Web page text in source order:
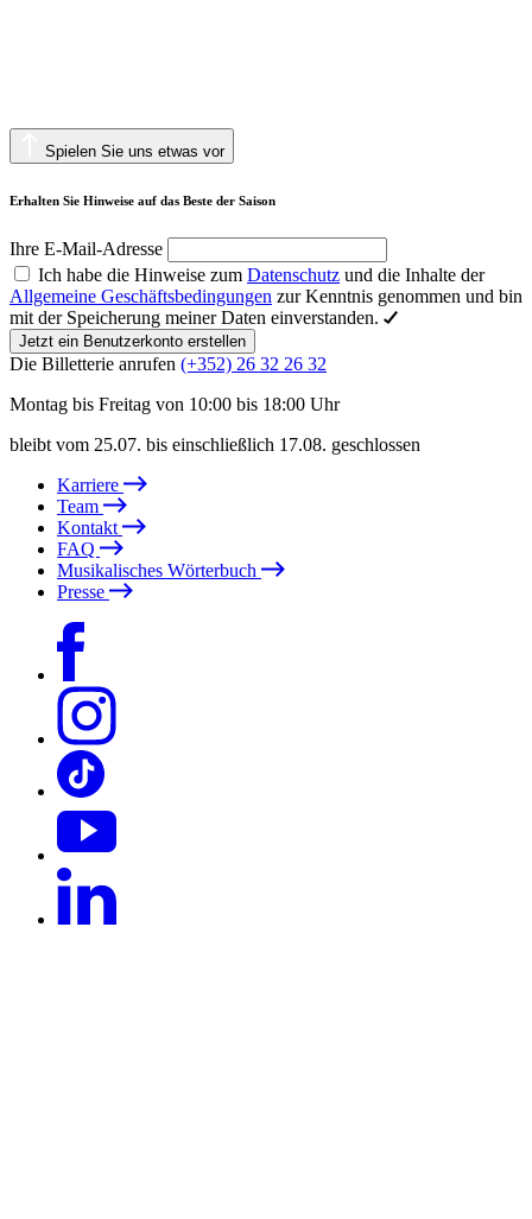
Spielen Sie uns etwas vor
Erhalten Sie Hinweise auf das Beste der Saison
Ihre E-Mail-Adresse
Ich habe die Hinweise zum Datenschutz und die Inhalte der
Allgemeine Geschäftsbedingungen zur Kenntnis genommen und bin
mit der Speicherung meiner Daten einverstanden.
Jetzt ein Benutzerkonto erstellen
Die Billetterie anrufen (+352) 26 32 26 32
Montag bis Freitag von 10:00 bis 18:00 Uhr
bleibt vom 25.07. bis einschließlich 17.08. geschlossen
Karriere
Team
Kontakt
FAQ
Musikalisches Wörterbuch
Presse